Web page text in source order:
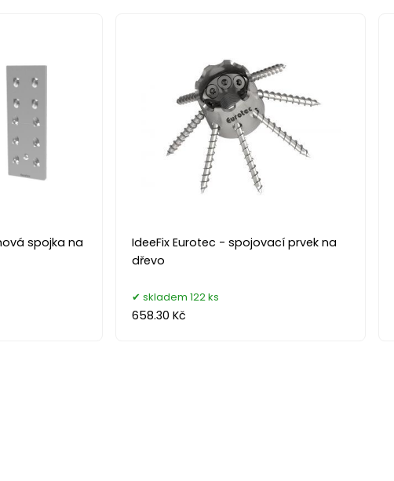
spojka na
IdeeFix Eurotec - spojovací prvek na
dřevo
skladem 122 ks
658.30 Kč